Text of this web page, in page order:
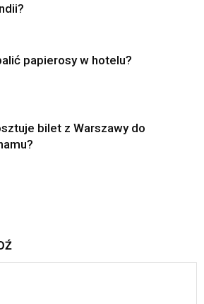
papierosy w hotelu?
bilet z Warszawy do